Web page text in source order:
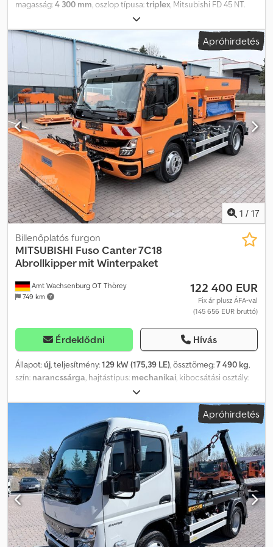
magasság:4 300 mm, oszlop típusa:triplex, Mitsubishi FD 45 NT.
Évjárat: 2019. Üzemórák: 1529. Önsúly: 6580 kg. CE jelölésű gép.
Dízelmotoros. Kaup forgatóegység. Hidraulikusan állítható villák.
Háromszoros árbocos. 55 kW. Minimális saját magasság: 2250 mm.
Maximális emelési magasság: 4300 mm. Zárt vezetőfülke.
Dízelmotoros. Villák: Hossz: 1200 mm. Szélesség: 150 mm. Vastagság:
50 mm. Gumik: 1: 300-15 NHS. 2: 7.00-12. Kiváló targoncák! Crodpfx
Abszr Nxks Usf Azonosító szám: 119. A Heinhuis általános üzleti
feltételei érvényesek minden Heinhuis által közzétett hirdetésre,
ajánlatra és árajánlatra, valamennyi Heinhuis által kötött
megállapodásra, valamint az azokat megelőző tárgyalásokra.
Bármilyen formában tett válaszával elfogadja a Heinhuis általános
üzleti feltételeinek érvényességét, és nyilatkozik, hogy ezeket a
feltételeket átolvasta. Áraink export nettó árak. = További
információk = Gyártási év: 2019 Üzemórák: 1529 Önsúly: 6580 kg
Magasság: 2250 mm CE jelölés: igen = Céginformációk = További
információkért:
Apróhirdetés
1 / 17
Amt Wachsenburg OT Thörey
749 km
Billenőplatós furgon
MITSUBISHI Fuso Canter 7C18
Abrollkipper mit Winterpaket
122 400 EUR
Fix ár plusz ÁFA-val
(145 656 EUR bruttó)
Érdeklődni Hívás
Állapot:új, teljesítmény:129 kW (175,39 LE), össztömeg:7 490 kg,
szín: narancssárga, hajtástípus: mechanikai, kibocsátási osztály:
, teljes szélesség:
magasság:2 195 mm, Gyártási év:2026, Felszereltség:ABS,
elektronikus stabilitásprogram (ESP), koromszűrő, központi zár,
légkondicionálás, Fuso Canter 7C18 felépítményes teherautó
kommunális hidraulikával és Fiedler téli csomaggal. 3,0 literes
turbó dízelmotor, 129 kW / 175 LE, EURO 6d Start/Stop automata 5
fokozatú kézi sebességváltó Tengelytáv 2800 mm Hátulsó tengely
ikerkerekes, automatikus differenciálzárral Tapadó gumik 205/75
R16C 4 tárcsafék Elektronikus stabilitásvezérlő rendszer (ESP)
ABS elektronikus fékerőelosztóval Golyós csatlakozós vonófej 3
év garancia az alap járműre az első forgalomba helyezés napjától,
vagy 100 000 km-ig. Standard kabin a következő felszereltséggel:
Elektromos ablakemelők Elektromosan állítható, fűtött tükrök
Apróhirdetés